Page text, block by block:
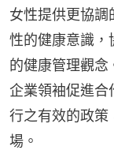
女性提供更協調
性的健康意識，
的健康管理觀
企業領袖促進合
行之有效的政策
場。